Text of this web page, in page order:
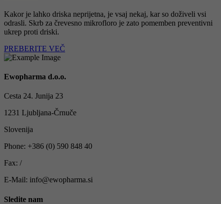
Kakor je lahko driska neprijetna, je vsaj nekaj, kar so doživeli vsi
odrasli. Skrb za črevesno mikrofloro je zato pomemben preventivni
ukrep proti driski.
PREBERITE VEČ
Ewopharma d.o.o.
Cesta 24. Junija 23
1231 Ljubljana-Črnuče
Slovenija
Phone: +386 (0) 590 848 40
Fax: /
E-Mail: info@ewopharma.si
Sledite nam